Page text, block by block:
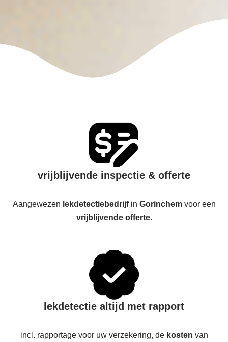
vrijblijvende inspectie & offerte
Aangewezen lekdetectiebedrijfin Gorinchem voor een
vrijblijvende offerte.
lekdetectie altijd met rapport
incl. rapportage voor uw verzekering, de kosten van